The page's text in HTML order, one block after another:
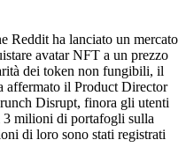
Reddit ha lanciato un mercato
avatar NFT a un prezzo
dei token non fungibili, il
affermato il Product Director
Disrupt, finora gli utenti
3 milioni di portafogli sulla
di loro sono stati registrati